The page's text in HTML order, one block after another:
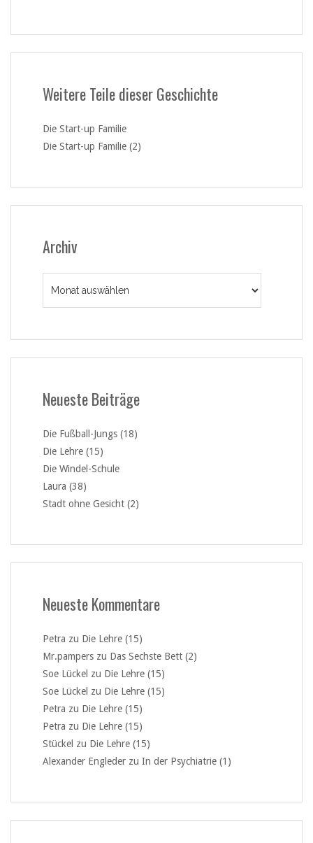
Weitere Teile dieser Geschichte
Die Start-up Familie
Die Start-up Familie (2)
Archiv
Neueste Beiträge
Die Fußball-Jungs (18)
Die Lehre (15)
Die Windel-Schule
Laura (38)
Stadt ohne Gesicht (2)
Neueste Kommentare
Petra zu Die Lehre (15)
Mr.pampers zu Das Sechste Bett (2)
Soe Lückel zu Die Lehre (15)
Soe Lückel zu Die Lehre (15)
Petra zu Die Lehre (15)
Petra zu Die Lehre (15)
Stückel zu Die Lehre (15)
Alexander Engleder zu In der Psychiatrie (1)